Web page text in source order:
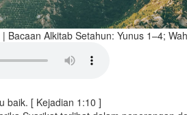
| Bacaan Alkitab Setahun: Yunus 1–4;
baik. [ Kejadian 1:10 ]